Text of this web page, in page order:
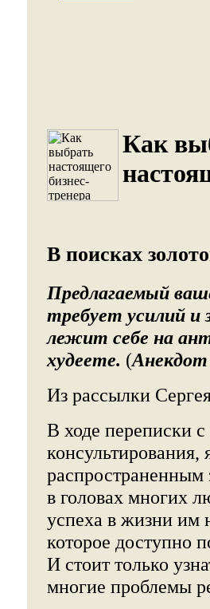
Как
В поисках
Предлагаемый
требует усилий и
лежит себе на
худеете. (Анекдот
Из рассылки
В ходе переписки
консультирования,
распространенным
в головах многих
успеха в жизни им
которое доступно
И стоит только
многие проблемы